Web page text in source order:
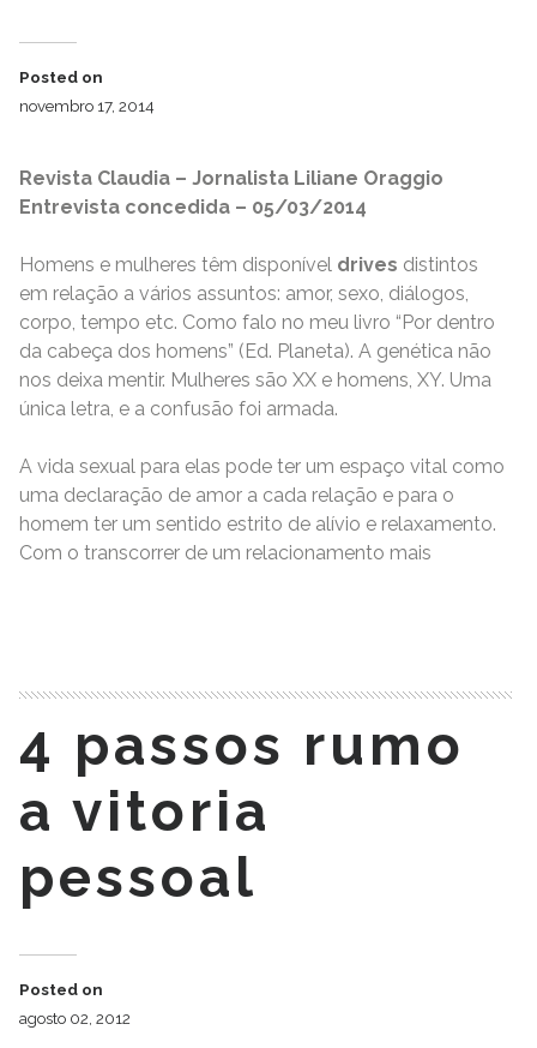
Posted on
novembro 17, 2014
Revista Claudia – Jornalista Liliane Oraggio
Entrevista concedida – 05/03/2014
Homens e mulheres têm disponível drives distintos
em relação a vários assuntos: amor, sexo, diálogos,
corpo, tempo etc. Como falo no meu livro “Por dentro
da cabeça dos homens” (Ed. Planeta). A genética não
nos deixa mentir. Mulheres são XX e homens, XY. Uma
única letra, e a confusão foi armada.
A vida sexual para elas pode ter um espaço vital como
uma declaração de amor a cada relação e para o
homem ter um sentido estrito de alívio e relaxamento.
Com o transcorrer de um relacionamento mais
4 passos rumo
a vitoria
pessoal
Posted on
agosto 02, 2012